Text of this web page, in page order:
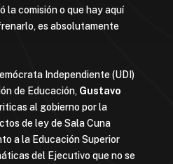
la comisión o que hay aquí
es absolutamente
Independiente (UDI)
de Educación, Gustavo
al gobierno por la
de ley de Sala Cuna
a la Educación Superior
del Ejecutivo que no se